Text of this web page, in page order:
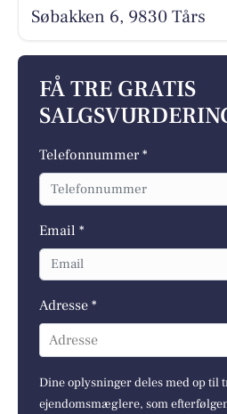
Søbakken 6, 9830 Tårs
FÅ TRE GRATIS
Telefonnummer *
Email *
Adresse *
Adresse
Dine oplysninger deles med op til
ejendomsmæglere, som